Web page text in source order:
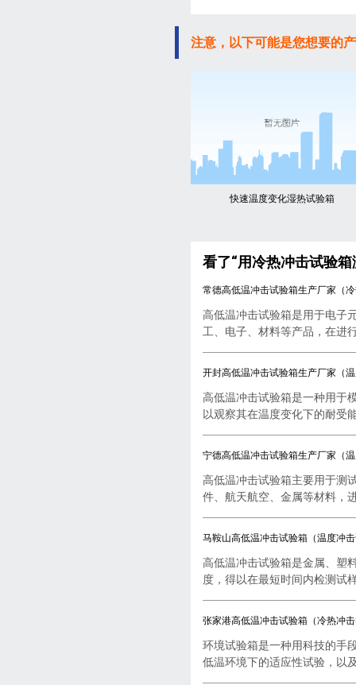
注意，以下可能是您想要的
快速温度变化湿热试验箱
看了“用冷热冲击试验
常德高低温冲击试验箱生产厂家（
高低温冲击试验箱是用于电子
工、电子、材料等产品，在进
开封高低温冲击试验箱生产厂家（
高低温冲击试验箱是一种用于
以观察其在温度变化下的耐受
宁德高低温冲击试验箱生产厂家（
高低温冲击试验箱主要用于测
件、航天航空、金属等材料，
马鞍山高低温冲击试验箱（温度冲
高低温冲击试验箱是金属、塑
度，得以在最短时间内检测试
张家港高低温冲击试验箱（冷热冲
环境试验箱是一种用科技的手
低温环境下的适应性试验，以